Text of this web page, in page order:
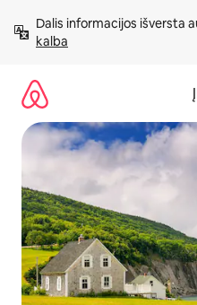
prie
turinio
Dalis informacijos išversta
kalba